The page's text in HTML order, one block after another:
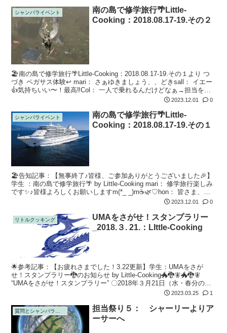
シャンバライベント
南の島で修学旅行🌴Little-
Cooking：2018.08.17-19.その２
🏖南の島で修学旅行🌴Little-Cooking：2018.08.17-19.その１より つ
づき ペガサス体験↩ mari： さぁゆきましょう、、どきsall： イエー
👍気持ちいい〜！最高‼️Col： 一人で乗れるんだけどなぁ→担当を見
2023.12.01 0
シャンバライベント
南の島で修学旅行🌴Little-
Cooking：2018.08.17-19.その１
🏖告知記事：【無事終了♪皆様、ご参加ありがとうございました🎉】
学生 ：南の島で修学旅行🌴 by Little-Cooking mari： 修学旅行楽しみ
です✨♪皆様よろしくお願いしますm(*_ _)m☕🌿♡hon： 皆さま、よ
2023.12.01 0
リトルクッキング
UMAをさがせ！スタンプラリー
_2018.３. 21.：LIttle-Cooking
🌟参考記事：【お疲れさまでした！3.22更新】学生：UMAをさが
せ！スタンプラリー🐉のお知らせ by Little-Cooking🐲🐉🧚🐲🐉🧚
“UMAをさがせ！スタンプラリー” 〇2018年３月21日（水・春分の
2023.03.25 1
担当祭り５： シャーリーよりア
ーサーへ